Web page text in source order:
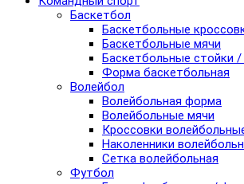
Баскетбол
Баскетбольные
Баскетбольные мячи
Баскетбольные
Форма баскетбольная
Волейбол
Волейбольная форма
Волейбольные мячи
Кроссовки
Наколенники
Сетка волейбольная
Футбол